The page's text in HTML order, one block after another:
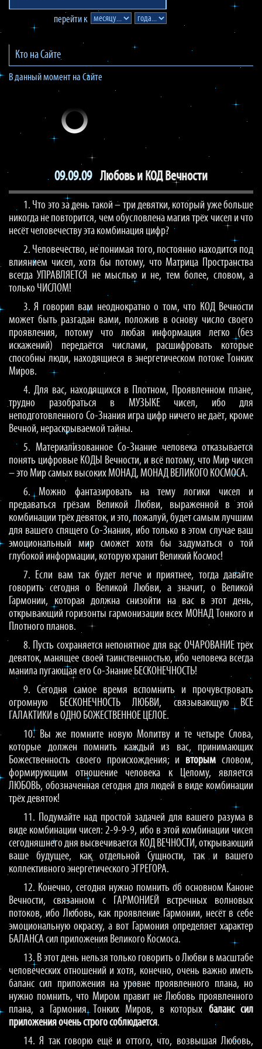
перейти к
Кто на Сайте
В данный момент на Сайте
09.09.09 Любовь и КОД Вечности
1. Что это за день такой – три девятки, который уже больше
никогда не повторится, чем обусловлена магия трёх чисел и что
несёт человечеству эта комбинация цифр?
2. Человечество, не понимая того, постоянно находится под
влиянием чисел, хотя бы потому, что Матрица Пространства
всегда УПРАВЛЯЕТСЯ не мыслью и не, тем более, словом, а
только ЧИСЛОМ!
3. Я говорил вам неоднократно о том, что КОД Вечности
может быть разгадан вами, положив в основу число своего
проявления, потому что любая информация легко (без
искажений) передаётся числами, расшифровать которые
способны люди, находящиеся в энергетическом потоке Тонких
Миров.
4. Для вас, находящихся в Плотном, Проявленном плане,
трудно разобраться в МУЗЫКЕ чисел, ибо для
неподготовленного Со-Знания игра цифр ничего не даёт, кроме
Вечной, нераскрываемой тайны.
5. Материализованное Со-Знание человека отказывается
понять цифровые КОДЫ Вечности, и всё потому, что Мир чисел
– это Мир самых высоких МОНАД, МОНАД ВЕЛИКОГО КОСМОСА.
6. Можно фантазировать на тему логики чисел и
предаваться грёзам Великой Любви, выраженной в этой
комбинации трёх девяток, и это, пожалуй, будет самым лучшим
для вашего спящего Со-Знания, ибо только в этом случае ваш
эмоциональный мир сможет хотя бы задуматься о той
глубокой информации, которую хранит Великий Космос!
7. Если вам так будет легче и приятнее, тогда давайте
говорить сегодня о Великой Любви, а значит, о Великой
Гармонии, которая должна снизойти на вас в этот день,
открывающий горизонты гармонизации всех МОНАД Тонкого и
Плотного планов.
8. Пусть сохраняется непонятное для вас ОЧАРОВАНИЕ трёх
девяток, манящее своей таинственностью, ибо человека всегда
манила пугающая его Со-Знание БЕСКОНЕЧНОСТЬ!
9. Сегодня самое время вспомнить и прочувствовать
огромную БЕСКОНЕЧНОСТЬ ЛЮБВИ, связывающую ВСЕ
ГАЛАКТИКИ в ОДНО БОЖЕСТВЕННОЕ ЦЕЛОЕ.
10. Вы же помните новую Молитву и те четыре Слова,
которые должен помнить каждый из вас, принимающих
Божественность своего происхождения; и вторым словом,
формирующим отношение человека к Целому, является
ЛЮБОВЬ, обозначенная сегодня для людей в виде комбинации
трёх девяток!
11. Подумайте над простой задачей для вашего разума в
виде комбинации чисел: 2-9-9-9, ибо в этой комбинации чисел
сегодняшнего дня высвечивается КОД ВЕЧНОСТИ, открывающий
ваше будущее, как отдельной Сущности, так и вашего
коллективного энергетического ЭГРЕГОРА.
12. Конечно, сегодня нужно помнить об основном Каноне
Вечности, связанном с ГАРМОНИЕЙ встречных волновых
потоков, ибо Любовь, как проявление Гармонии, несёт в себе
эмоциональную окраску, а вот Гармония определяет характер
БАЛАНСА сил приложения Великого Космоса.
13. В этот день нельзя только говорить о Любви в масштабе
человеческих отношений и хотя, конечно, очень важно иметь
баланс сил приложения на уровне проявленного плана, но
нужно помнить, что Миром правит не Любовь проявленного
плана, а Гармония Тонких Миров, в которых баланс сил
приложения очень строго соблюдается.
14. Я так говорю ещё и оттого, что, возвышая Любовь,